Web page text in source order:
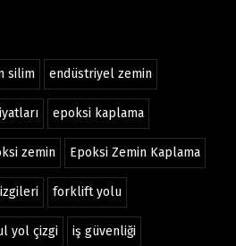
silim endüstriyel zemin
epoksi kaplama
zemin Epoksi Zemin Kaplama
forklift yolu
yol çizgi iş güvenliği